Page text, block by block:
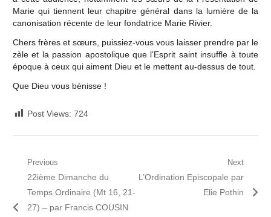
Marie qui tiennent leur chapitre général dans la lumière de la
canonisation récente de leur fondatrice Marie Rivier.
Chers frères et sœurs, puissiez-vous vous laisser prendre par le
zèle et la passion apostolique que l’Esprit saint insuffle à toute
époque à ceux qui aiment Dieu et le mettent au-dessus de tout.
Que Dieu vous bénisse !
Post Views: 724
Navigation
de
l’article
Previous
Previous
post:
22ième Dimanche du
Temps Ordinaire (Mt 16, 21-
27) – par Francis COUSIN
Next
Next
L’Ordination Episcopale par
Elie Pothin